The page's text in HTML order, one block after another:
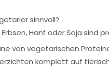
sinnvoll?
Hanf oder Soja sind
von vegetarischen
komplett auf